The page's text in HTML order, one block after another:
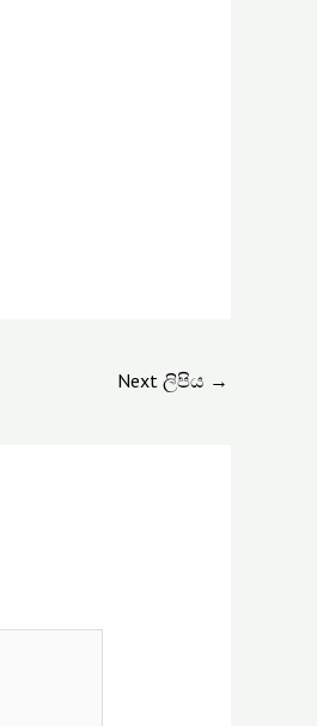
Next ලිපිය →